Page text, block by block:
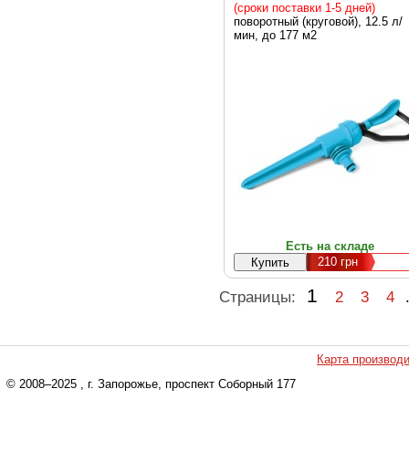
(сроки поставки 1-5 дней)
поворотный (круговой), 12.5 л/
мин, до 177 м2
Есть на складе
210грн
Страницы: 1 2 3 4
Карта
© 2008–2025 , г. Запорожье, проспект Соборный 177